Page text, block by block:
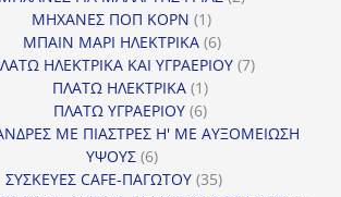
ΜΗΧΑΝΕΣ ΠΟΠ ΚΟΡΝ 11
προϊόν
ΜΠΑΙΝ ΜΑΡΙ ΗΛΕΚΤΡΙΚΑ 66
προϊόντα
ΗΛΕΚΤΡΙΚΑ ΚΑΙ ΥΓΡΑΕΡΙΟΥ 77
ΠΛΑΤΩ ΗΛΕΚΤΡΙΚΑ 11
προϊόν
ΠΛΑΤΩ ΥΓΡΑΕΡΙΟΥ 66
προϊόντα
ΜΕ ΠΙΑΣΤΡΕΣ Η' ΜΕ ΑΥΞΟΜΕΙΩΣΗ
ΥΨΟΥΣ 66
προϊόντα
ΣΥΣΚΕΥΕΣ CAFE-ΠΑΓΩΤΟΥ 3535